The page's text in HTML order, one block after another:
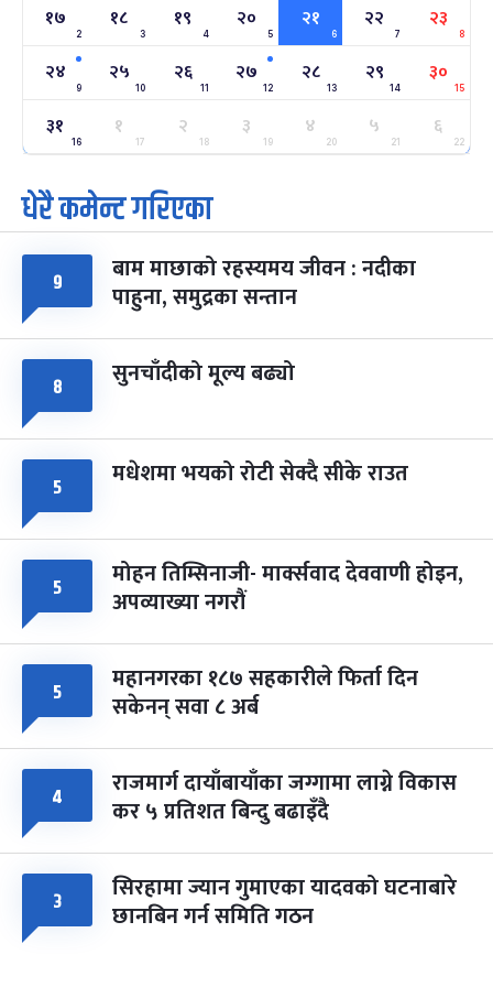
सोम
अन्तराष्ट्रिय नारी दिवस
फाल्गुन २४, २०८३- Mar 8, 2027
७ महिना बाँकी
२५
मंगल
ग्याल्पो ल्होसार
फाल्गुन २५, २०८३ Mar 9, 2027
७ महिना बाँकी
७
आइत
पूर्णिमा व्रत
चैत्र ७, २०८३-Mar 21, 2027
८ फागुपूर्णिमा
चैत्र ८, २०८३-Mar 22, 2027
७ महिना बाँकी
१७
2
१८
3
१९
4
२०
5
२१
6
२२
7
२३
8
२४
9
२५
10
२६
11
२७
12
२८
13
२९
14
३०
15
३१
16
१
17
२
18
३
19
४
20
५
21
६
22
धेरै कमेन्ट गरिएका
९ बाम माछाको रहस्यमय जीवन : नदीका
पाहुना, समुद्रका सन्तान
८ सुनचाँदीको मूल्य बढ्यो
५ मधेशमा भयको रोटी सेक्दै सीके राउत
५ मोहन तिम्सिनाजी- मार्क्सवाद देववाणी होइन,
अपव्याख्या नगरौं
५ महानगरका १८७ सहकारीले फिर्ता दिन
सकेनन् सवा ८ अर्ब
४ राजमार्ग दायाँबायाँका जग्गामा लाग्ने विकास
कर ५ प्रतिशत बिन्दु बढाइँदै
३ सिरहामा ज्यान गुमाएका यादवको घटनाबारे
छानबिन गर्न समिति गठन